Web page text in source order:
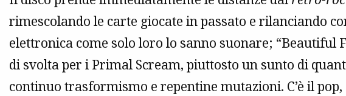
rimescolando le carte giocate in passato e rilanciando
elettronica come solo loro lo sanno suonare; “Beautiful
di svolta per i Primal Scream, piuttosto un sunto di
continuo trasformismo e repentine mutazioni. C’è il